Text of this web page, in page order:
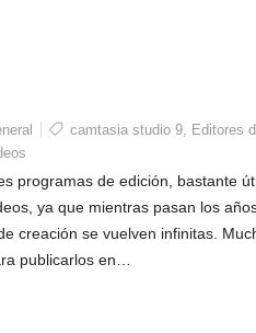
camtasia studio 9, Editores
programas de edición, bastante
ya que mientras pasan los
creación se vuelven infinitas.
publicarlos en…